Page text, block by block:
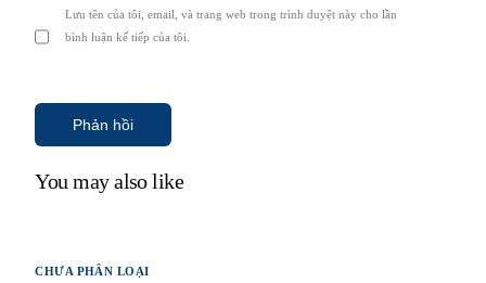
Lưu tên của tôi, email, và trang web trong trình duyệt này cho lần
bình luận kế tiếp của tôi.
You may also like
CHƯA PHÂN LOẠI